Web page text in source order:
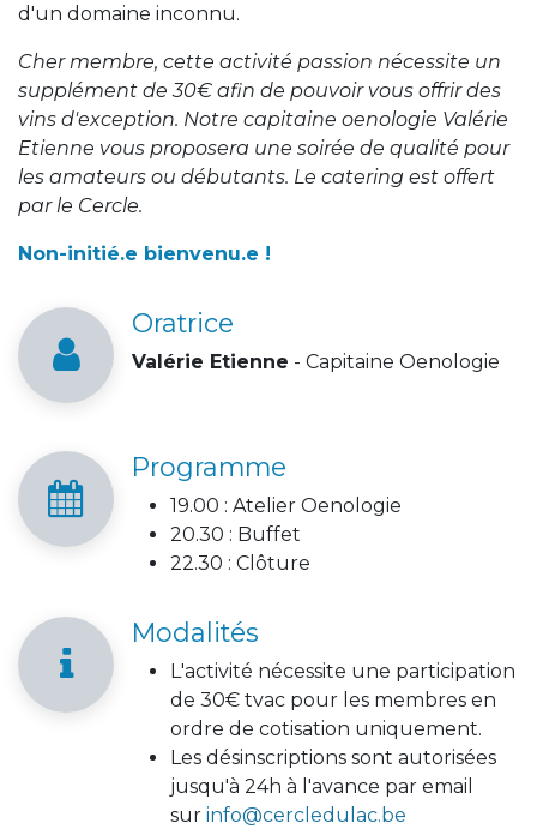
d'un domaine inconnu.
Cher membre, cette activité passion nécessite un
supplément de 30€ afin de pouvoir vous offrir des
vins d'exception. Notre capitaine oenologie Valérie
Etienne vous proposera une soirée de qualité pour
les amateurs ou débutants. Le catering est offert
par le Cercle.
Non-initié.e bienvenu.e !
Oratrice
Valérie Etienne - Capitaine Oenologie
Programme
19.00 : Atelier Oenologie
20.30 : Buffet
22.30 : Clôture
Modalités
L'activité nécessite une participation
de 30€ tvac pour les membres en
ordre de cotisation uniquement.
Les désinscriptions sont autorisées
jusqu'à 24h à l'avance par email
sur info@cercledulac.be